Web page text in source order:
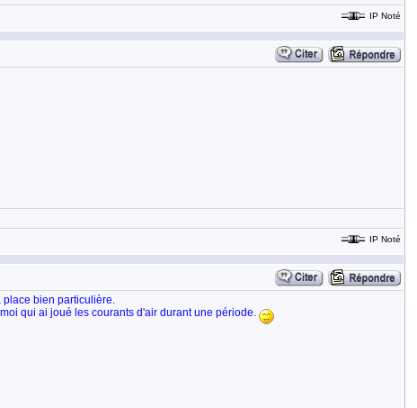
IP Noté
IP Noté
place bien particulière.
qui ai joué les courants d'air durant une période.